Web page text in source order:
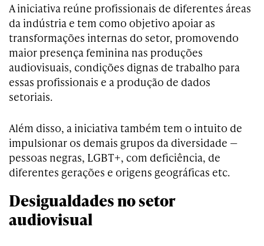
A iniciativa reúne profissionais de diferentes áreas
da indústria e tem como objetivo apoiar as
transformações internas do setor, promovendo
maior presença feminina nas produções
audiovisuais, condições dignas de trabalho para
essas profissionais e a produção de dados
setoriais.
Além disso, a iniciativa também tem o intuito de
impulsionar os demais grupos da diversidade —
pessoas negras, LGBT+, com deficiência, de
diferentes gerações e origens geográficas etc.
Desigualdades no setor
audiovisual